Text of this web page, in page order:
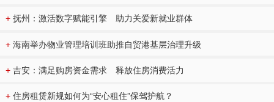
+ 抚州：激活数字赋能引擎 助力关爱新就业群体
+ 海南举办物业管理培训班助推自贸港基层治理升级
+ 吉安：满足购房资金需求 释放住房消费活力
+ 住房租赁新规如何为“安心租住”保驾护航？